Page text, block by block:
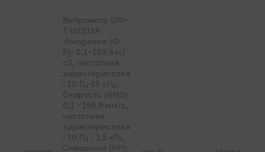
Виброметр UNI-
T UT311A
Ускорение (O-
P): 0,1~199,9 м/
с2, частотная
характеристика
: 10 Гц-15 кГц,
Скорость (RMS):
0,1 - 199,9 мм/с,
частотная
характеристика
: 10 Гц - 1,5 кГц,
Смещение (PP):